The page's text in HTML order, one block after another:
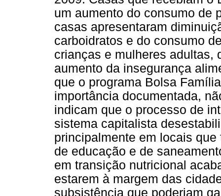
um aumento do consumo de
casas apresentaram
carboidratos e do consumo
crianças e mulheres adultas,
aumento da insegurança
que o programa Bolsa
importância documentada,
indicam que o processo de
sistema capitalista
principalmente em locais
de educação e de
em transição nutricional
estarem à margem das
subsistência que poderiam